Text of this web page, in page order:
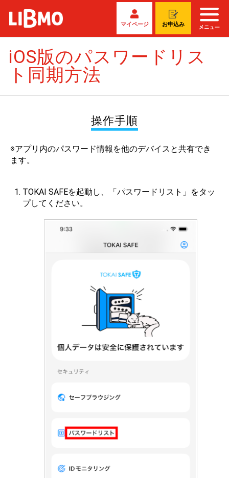
マイページ お申込み
iOS版のパスワードリス
ト同期方法
操作手順
※アプリ内のパスワード情報を他のデバイスと共有でき
ます。
TOKAI SAFEを起動し、「パスワードリスト」をタッ
プしてください。